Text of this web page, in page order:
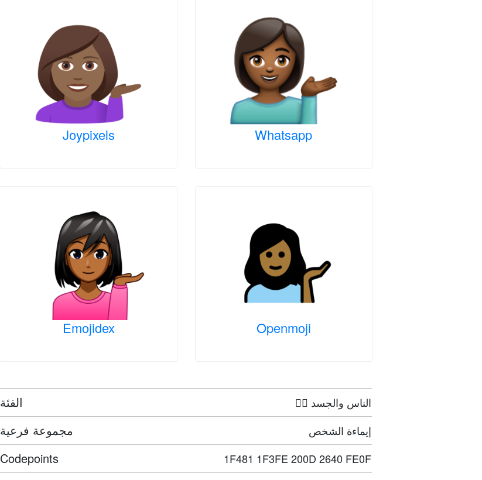
Whatsapp
Joypixels
Openmoji
Emojidex
الفئة 🤦‍♀️ الناس والجسد
مجموعة فرعية إيماءة الشخص
Codepoints 1F481 1F3FE 200D 2640 FE0F